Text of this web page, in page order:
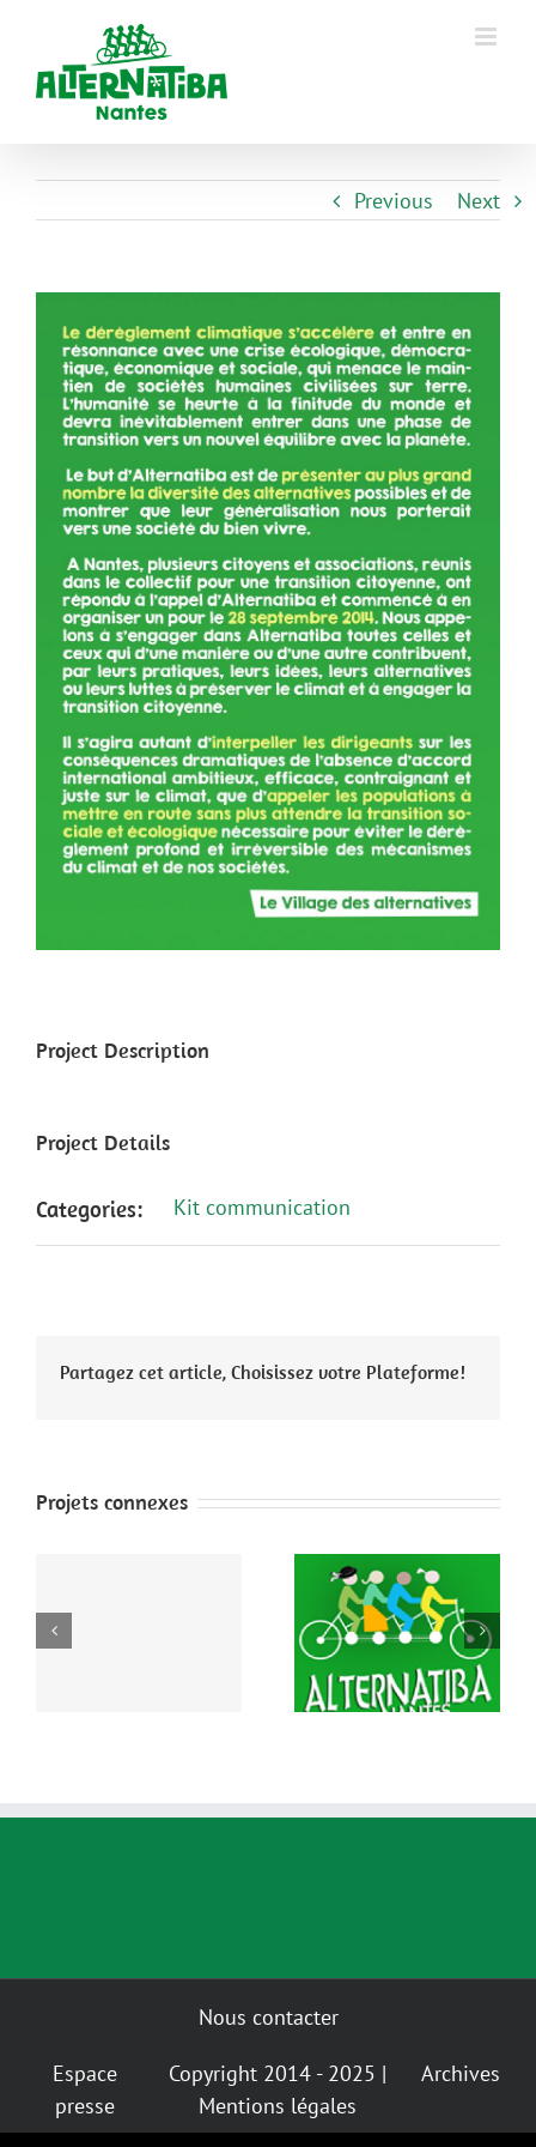
Previous Next
Larger
Image
Project Description
Project Details
Categories: Kit communication
Partagez cet article, Choisissez votre Plateforme!
Projets connexes
Spéciale
Nous contacter
Espace
presse
Copyright 2014 - 2025 |
Mentions légales
Archives